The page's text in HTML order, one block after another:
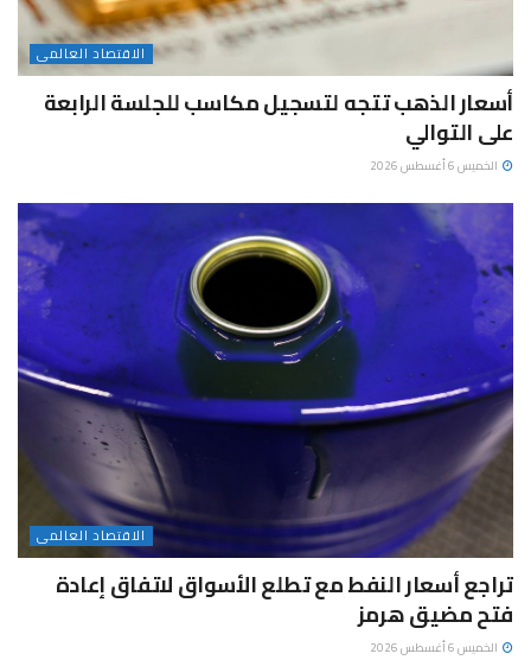
الاقتصاد العالمى
أسعار الذهب تتجه لتسجيل مكاسب للجلسة الرابعة
على التوالي
الخميس 6 أغسطس 2026
الاقتصاد العالمى
تراجع أسعار النفط مع تطلع الأسواق لاتفاق إعادة
فتح مضيق هرمز
الخميس 6 أغسطس 2026